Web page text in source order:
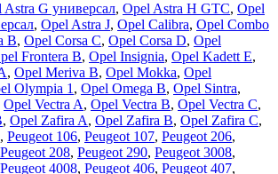
Astra G универсал, Opel Astra H GTC, Opel
, Opel Astra J, Opel Calibra, Opel Combo
B, Opel Corsa C, Opel Corsa D, Opel
Frontera B, Opel Insignia, Opel Kadett E,
, Opel Meriva B, Opel Mokka, Opel
Olympia 1 , Opel Omega B, Opel Sintra,
Opel Vectra A, Opel Vectra B, Opel Vectra C,
, Opel Zafira A, Opel Zafira B, Opel Zafira C,
, Peugeot 106, Peugeot 107, Peugeot 206,
Peugeot 208, Peugeot 290, Peugeot 3008,
Peugeot 4008, Peugeot 406, Peugeot 407,